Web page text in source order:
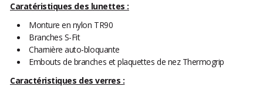
Caratéristiques des lunettes :
Monture en nylon TR90
Branches S-Fit
Charnière auto-bloquante
Embouts de branches et plaquettes de nez Thermogrip
Caractéristiques des verres :